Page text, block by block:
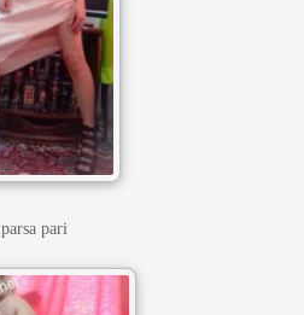
parsa pari